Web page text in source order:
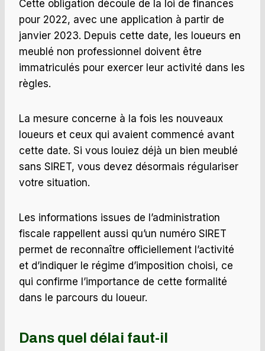
Cette obligation découle de la loi de finances
pour 2022, avec une application à partir de
janvier 2023. Depuis cette date, les loueurs en
meublé non professionnel doivent être
immatriculés pour exercer leur activité dans les
règles.
La mesure concerne à la fois les nouveaux
loueurs et ceux qui avaient commencé avant
cette date. Si vous louiez déjà un bien meublé
sans SIRET, vous devez désormais régulariser
votre situation.
Les informations issues de l’administration
fiscale rappellent aussi qu’un numéro SIRET
permet de reconnaître officiellement l’activité
et d’indiquer le régime d’imposition choisi, ce
qui confirme l’importance de cette formalité
dans le parcours du loueur.
Dans quel délai faut-il